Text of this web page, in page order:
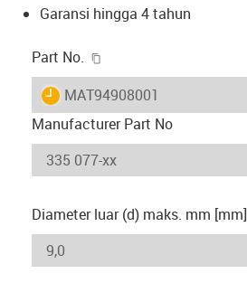
Garansi hingga 4 tahun
Part No.
igus-icon-lieferzeit
MAT94908001
Manufacturer Part No
Diameter luar (d) maks. mm [mm]